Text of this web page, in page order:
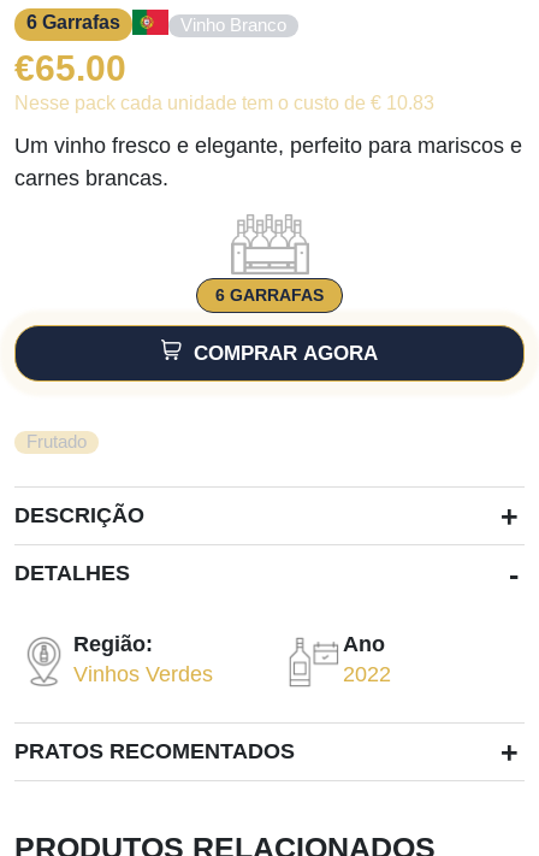
6 Garrafas Vinho Branco
€65.00
Nesse pack cada unidade tem o custo de € 10.83
Um vinho fresco e elegante, perfeito para mariscos e
carnes brancas.
6 GARRAFAS
COMPRAR AGORA
Frutado
DESCRIÇÃO +
DETALHES -
Região:
Vinhos Verdes
Ano
2022
PRATOS RECOMENTADOS +
PRODUTOS RELACIONADOS